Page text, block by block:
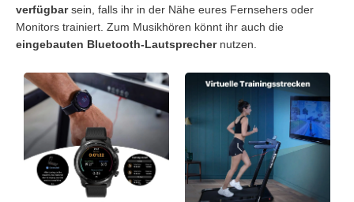
verfügbarsein, falls ihr in der Nähe eures Fernsehers oder
Monitors trainiert. Zum Musikhören könnt ihr auch die
eingebauten Bluetooth-Lautsprechernutzen.